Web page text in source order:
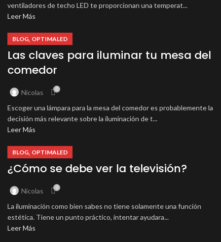
ventiladores de techo LED te proporcionan una temperat...
Leer Más
BLOG, OPTIMALED
Las claves para iluminar tu mesa del
comedor
Nicolas 0
Escoger una lámpara para la mesa del comedor es probablemente la
decisión más relevante sobre la iluminación de t...
Leer Más
BLOG, OPTIMALED
¿Cómo se debe ver la televisión?
Nicolas 0
La iluminación como bien sabes no tiene solamente una función
estética. Tiene un punto práctico, intentar ayudara...
Leer Más